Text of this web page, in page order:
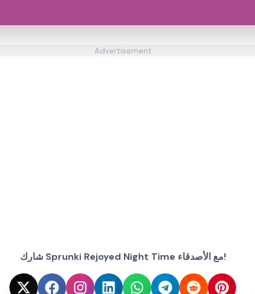
Advertisement
شارك Sprunki Rejoyed Night Time مع الأصدقاء!